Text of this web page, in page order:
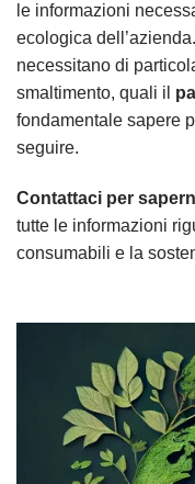
le informazioni
ecologica
necessitano di
smaltimento, quali il
fondamentale sapere
seguire.
Contattaci per
tutte le informazioni
consumabili e la